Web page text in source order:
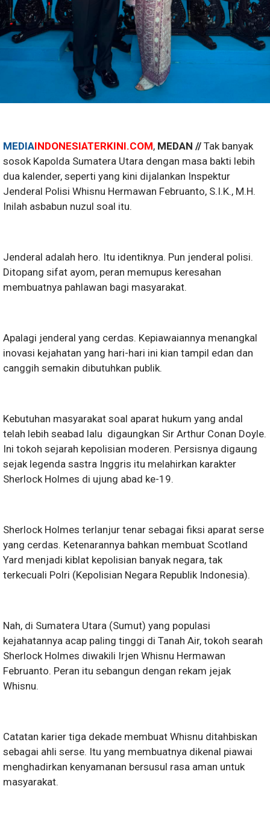
MEDIAINDONESIATERKINI.COM, MEDAN // Tak banyak
sosok Kapolda Sumatera Utara dengan masa bakti lebih
dua kalender, seperti yang kini dijalankan Inspektur
Jenderal Polisi Whisnu Hermawan Februanto, S.I.K., M.H.
Inilah asbabun nuzul soal itu.
Jenderal adalah hero. Itu identiknya. Pun jenderal polisi.
Ditopang sifat ayom, peran memupus keresahan
membuatnya pahlawan bagi masyarakat.
Apalagi jenderal yang cerdas. Kepiawaiannya menangkal
inovasi kejahatan yang hari-hari ini kian tampil edan dan
canggih semakin dibutuhkan publik.
Kebutuhan masyarakat soal aparat hukum yang andal
telah lebih seabad lalu digaungkan Sir Arthur Conan Doyle.
Ini tokoh sejarah kepolisian moderen. Persisnya digaung
sejak legenda sastra Inggris itu melahirkan karakter
Sherlock Holmes di ujung abad ke-19.
Sherlock Holmes terlanjur tenar sebagai fiksi aparat serse
yang cerdas. Ketenarannya bahkan membuat Scotland
Yard menjadi kiblat kepolisian banyak negara, tak
terkecuali Polri (Kepolisian Negara Republik Indonesia).
Nah, di Sumatera Utara (Sumut) yang populasi
kejahatannya acap paling tinggi di Tanah Air, tokoh searah
Sherlock Holmes diwakili Irjen Whisnu Hermawan
Februanto. Peran itu sebangun dengan rekam jejak
Whisnu.
Catatan karier tiga dekade membuat Whisnu ditahbiskan
sebagai ahli serse. Itu yang membuatnya dikenal piawai
menghadirkan kenyamanan bersusul rasa aman untuk
masyarakat.